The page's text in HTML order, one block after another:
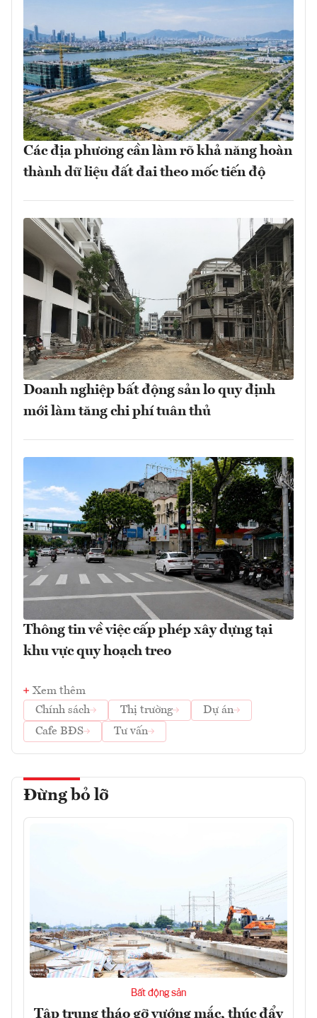
Các địa phương cần làm rõ khả năng hoàn
thành dữ liệu đất đai theo mốc tiến độ
Doanh nghiệp bất động sản lo quy định
mới làm tăng chi phí tuân thủ
Thông tin về việc cấp phép xây dựng tại
khu vực quy hoạch treo
Xem thêm
Chính sách
Thị trường
Dự án
Cafe BĐS
Tư vấn
Đừng bỏ lỡ
Bất động sản
Tập trung tháo gỡ vướng mắc, thúc đẩy